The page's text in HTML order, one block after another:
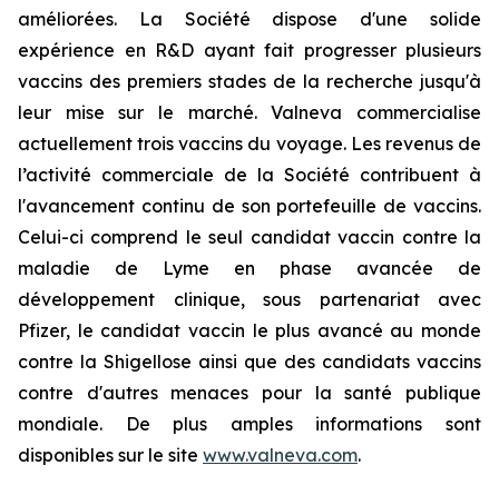
améliorées. La Société dispose d'une solide
expérience en R&D ayant fait progresser plusieurs
vaccins des premiers stades de la recherche jusqu'à
leur mise sur le marché. Valneva commercialise
actuellement trois vaccins du voyage. Les revenus de
l’activité commerciale de la Société contribuent à
l'avancement continu de son portefeuille de vaccins.
Celui-ci comprend le seul candidat vaccin contre la
maladie de Lyme en phase avancée de
développement clinique, sous partenariat avec
Pfizer, le candidat vaccin le plus avancé au monde
contre la Shigellose ainsi que des candidats vaccins
contre d'autres menaces pour la santé publique
mondiale. De plus amples informations sont
disponibles sur le site www.valneva.com.